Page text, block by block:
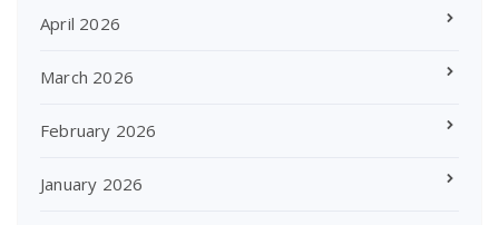
April 2026
March 2026
February 2026
January 2026